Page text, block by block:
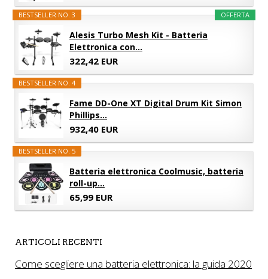
OFFERTA
BESTSELLER NO. 3
Alesis Turbo Mesh Kit - Batteria
Elettronica con...
322,42 EUR
BESTSELLER NO. 4
Fame DD-One XT Digital Drum Kit Simon
Phillips...
932,40 EUR
BESTSELLER NO. 5
Batteria elettronica Coolmusic, batteria
roll-up...
65,99 EUR
ARTICOLI RECENTI
Come scegliere una batteria elettronica: la guida 2020